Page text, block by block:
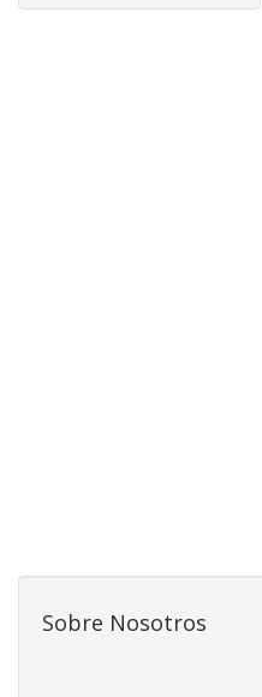
Sobre Nosotros